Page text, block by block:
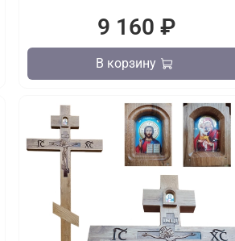
9 160 ₽
В корзину